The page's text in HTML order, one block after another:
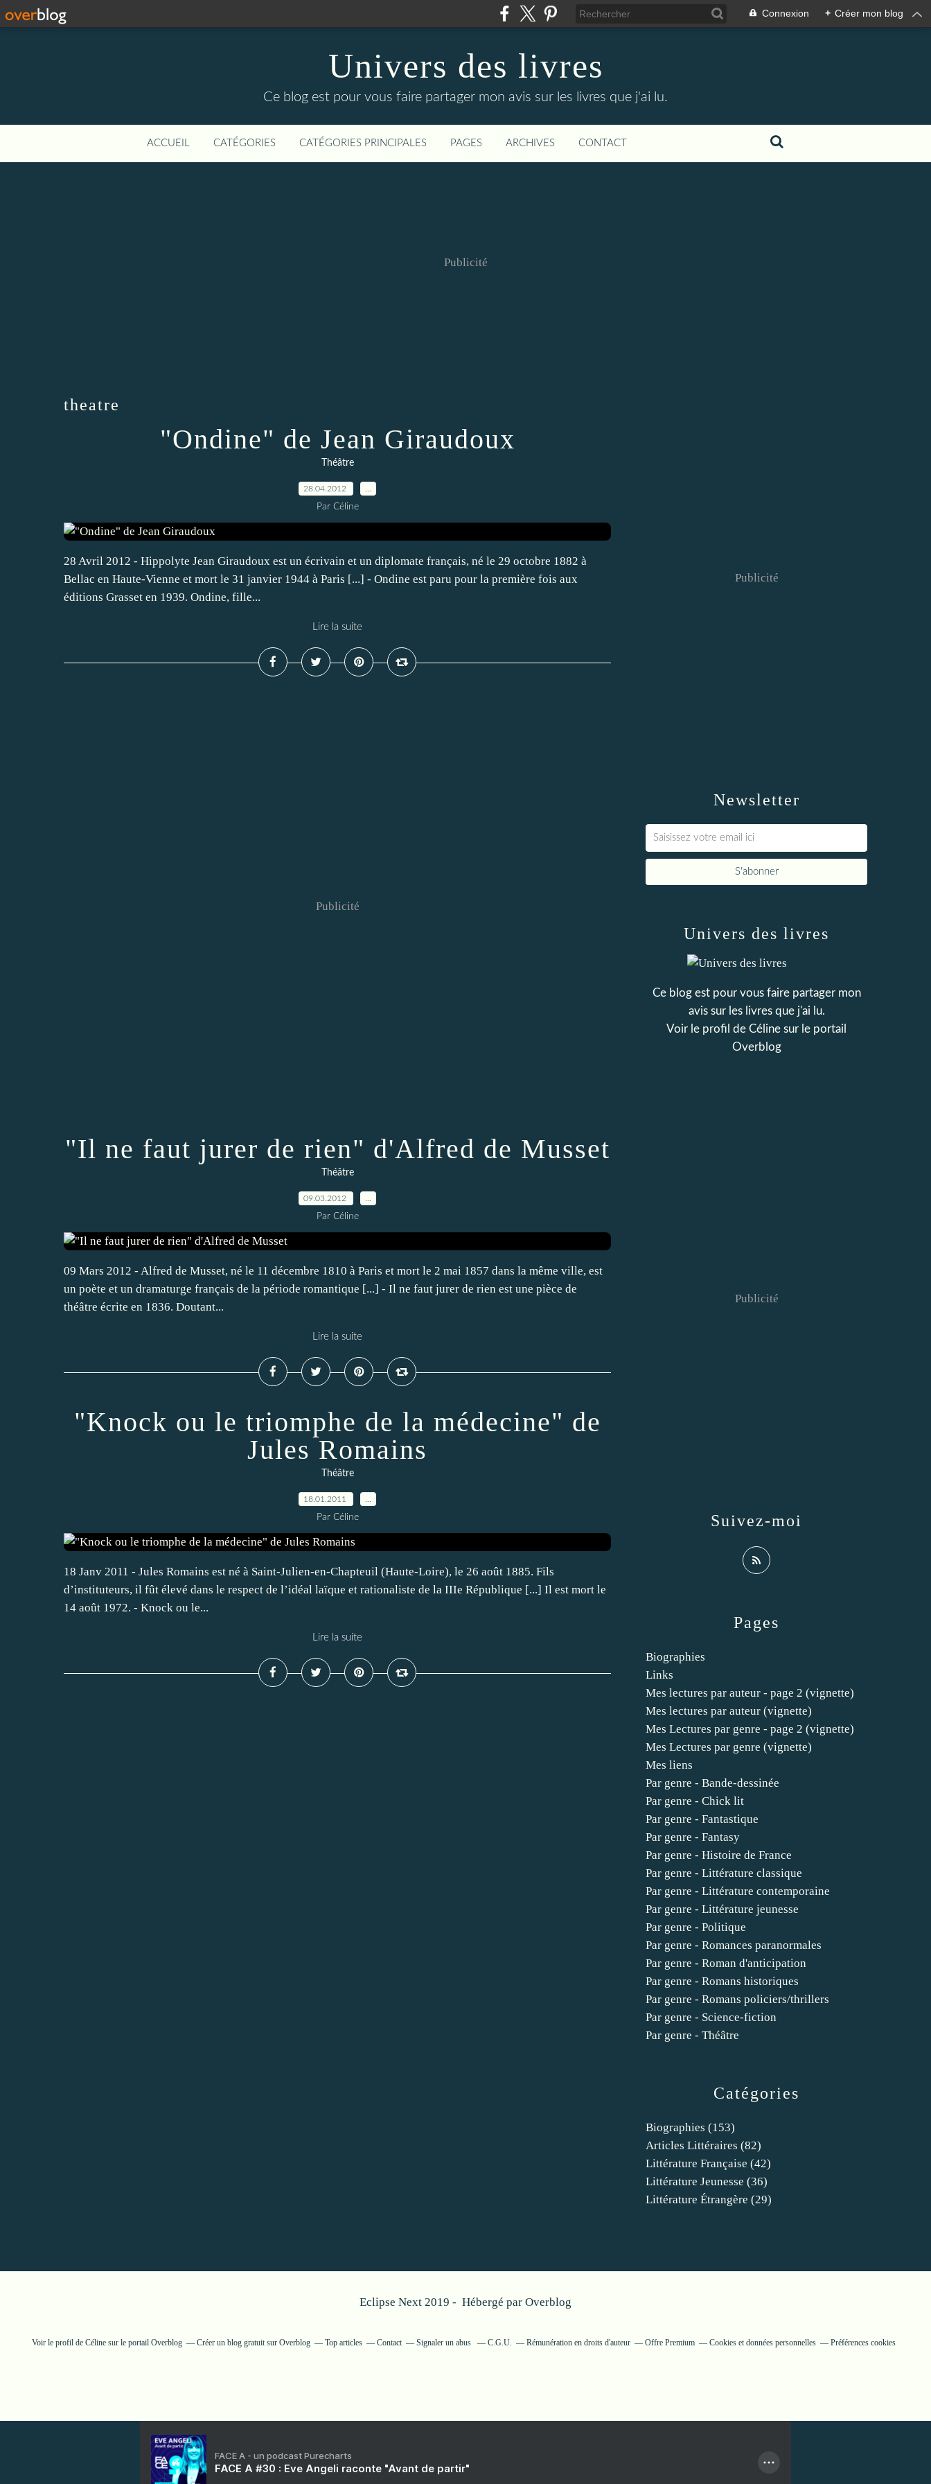
Connexion + Créer mon blog
Univers des livres
Ce blog est pour vous faire partager mon avis sur les livres que j'ai lu.
ACCUEIL CATÉGORIES CATÉGORIES PRINCIPALES PAGES ARCHIVES CONTACT
Publicité
theatre
"Ondine" de Jean Giraudoux
Théâtre
28.04.2012
Par Céline
28 Avril 2012 - Hippolyte Jean Giraudoux est un écrivain et un diplomate français, né le 29 octobre 1882 à
Bellac en Haute-Vienne et mort le 31 janvier 1944 à Paris [...] - Ondine est paru pour la première fois aux
éditions Grasset en 1939. Ondine, fille...
Lire la suite
Publicité
"Il ne faut jurer de rien" d'Alfred de Musset
Théâtre
09.03.2012
Par Céline
09 Mars 2012 - Alfred de Musset, né le 11 décembre 1810 à Paris et mort le 2 mai 1857 dans la même ville, est
un poète et un dramaturge français de la période romantique [...] - Il ne faut jurer de rien est une pièce de
théâtre écrite en 1836. Doutant...
Lire la suite
"Knock ou le triomphe de la médecine" de
Jules Romains
Théâtre
18.01.2011
Par Céline
18 Janv 2011 - Jules Romains est né à Saint-Julien-en-Chapteuil (Haute-Loire), le 26 août 1885. Fils
d’instituteurs, il fût élevé dans le respect de l’idéal laïque et rationaliste de la IIIe République [...] Il est mort le
14 août 1972. - Knock ou le...
Lire la suite
Newsletter
Publicité
Catégories
Biographies (153)
Articles Littéraires (82)
Littérature Française (42)
Littérature Jeunesse (36)
Littérature Étrangère (29)
Pages
Biographies
Links
Mes lectures par auteur - page 2 (vignette)
Mes lectures par auteur (vignette)
Mes Lectures par genre - page 2 (vignette)
Mes Lectures par genre (vignette)
Mes liens
Par genre - Bande-dessinée
Par genre - Chick lit
Par genre - Fantastique
Par genre - Fantasy
Par genre - Histoire de France
Par genre - Littérature classique
Par genre - Littérature contemporaine
Par genre - Littérature jeunesse
Par genre - Politique
Par genre - Romances paranormales
Par genre - Roman d'anticipation
Par genre - Romans historiques
Par genre - Romans policiers/thrillers
Par genre - Science-fiction
Par genre - Théâtre
Univers des livres
Ce blog est pour vous faire partager mon
avis sur les livres que j'ai lu.
Voir le profil de Céline sur le portail
Overblog
Suivez-moi
Publicité
Eclipse Next 2019 - Hébergé par Overblog
Voir le profil de Célinesur le portail Overblog Créer un blog gratuit sur Overblog Top articles Contact Signaler un abus C.G.U. Rémunération en droits d'auteur Offre Premium Cookies et données personnelles Préférences cookies
FACE A - un podcast Purecharts
FACE A #30 : Eve Angeli raconte "Avant de partir"